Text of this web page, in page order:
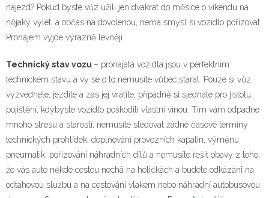
nájezd? Pokud byste vůz užili jen dvakrát do měsíce o víkendu na
nějaký výlet, a občas na dovolenou, nemá smysl si vozidlo pořizovat.
Pronájem vyjde výrazně levněji.
Technický stav vozu – pronajatá vozidla jsou v perfektním
technickém stavu a vy se o to nemusíte vůbec starat. Pouze si vůz
vyzvednete, jezdíte a zas jej vrátíte, případně si sjednáte pro jistotu
pojištění, kdybyste vozidlo poškodili vlastní vinou. Tím vám odpadne
mnoho stresu a starostí, nemusíte sledovat žádné časové termíny
technických prohlídek, doplňování provozních kapalin, výměnu
pneumatik, pořizování náhradních dílů a nemusíte řešit obavy z toho,
že vás auto někde cestou nechá na holičkách a budete odkázáni na
odtahovou službu a na cestování vlakem nebo náhradní autobusovou